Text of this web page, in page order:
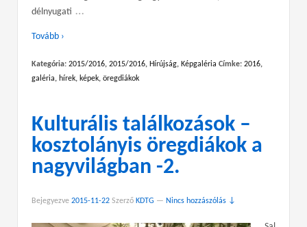
délnyugati …
Tovább ›
Kategória: 2015/2016, 2015/2016, Hírújság, Képgaléria Címke: 2016,
galéria, hírek, képek, öregdiákok
Kulturális találkozások –
kosztolányis öregdiákok a
nagyvilágban -2.
Bejegyezve 2015-11-22 Szerző KDTG — Nincs hozzászólás ↓